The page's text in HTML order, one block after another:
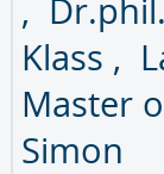
,
Klass ,
Master
Simon